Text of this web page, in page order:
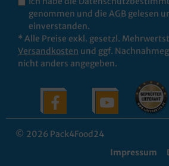
genommen und die AGB gelesen
einverstanden.
* Alle Preise exkl. gesetzl.
Versandkosten und ggf.
nicht anders angegeben.
© 2026 Pack4Food24
Impressum